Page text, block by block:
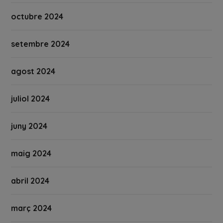
octubre 2024
setembre 2024
agost 2024
juliol 2024
juny 2024
maig 2024
abril 2024
març 2024